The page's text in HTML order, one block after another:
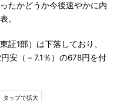
たかどうか今後速やかに内
。
1部）は下落しており、
安（－7.1％）の678円を付